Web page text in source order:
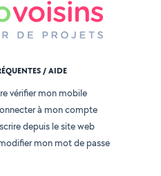
/ AIDE
vérifier mon mobile
à mon compte
depuis le site web
mon mot de passe